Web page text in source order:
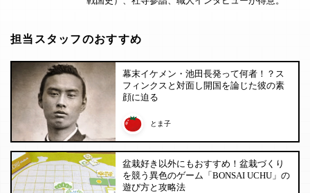
担当スタッフのおすすめ
幕末イケメン・池田長発って何者！？ス
フィンクスと対面し開国を論じた彼の素
顔に迫る
とま子
盆栽好き以外にもおすすめ！盆栽づくり
を競う異色のゲーム「BONSAI UCHU」の
遊び方と攻略法